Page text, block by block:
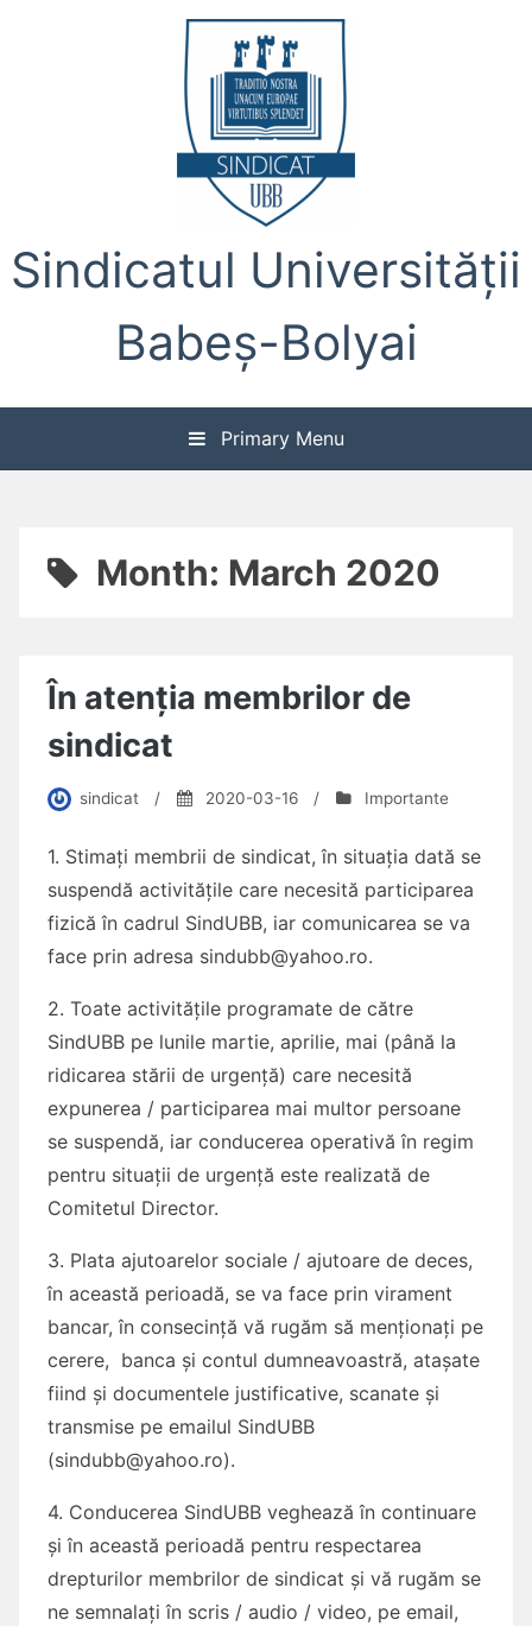
Sindicatul Universității
Babeș-Bolyai
Primary Menu
Month: March 2020
În atenția membrilor de
sindicat
sindicat / 2020-03-16 / Importante
1. Stimați membrii de sindicat, în situația dată se
suspendă activitățile care necesită participarea
fizică în cadrul SindUBB, iar comunicarea se va
face prin adresa sindubb@yahoo.ro.
2. Toate activitățile programate de către
SindUBB pe lunile martie, aprilie, mai (până la
ridicarea stării de urgență) care necesită
expunerea / participarea mai multor persoane
se suspendă, iar conducerea operativă în regim
pentru situații de urgență este realizată de
Comitetul Director.
3. Plata ajutoarelor sociale / ajutoare de deces,
în această perioadă, se va face prin virament
bancar, în consecință vă rugăm să menționați pe
cerere, banca și contul dumneavoastră, atașate
fiind și documentele justificative, scanate și
transmise pe emailul SindUBB
(sindubb@yahoo.ro).
4. Conducerea SindUBB veghează în continuare
și în această perioadă pentru respectarea
drepturilor membrilor de sindicat și vă rugăm se
ne semnalați în scris / audio / video, pe email,